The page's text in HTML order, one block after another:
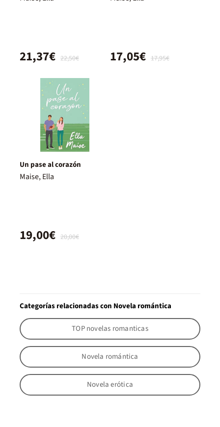
22,50€
21,37€ 17,95€
17,05€
Un pase al corazón
Maise, Ella
20,00€
19,00€
Categorías relacionadas con Novela romántica
TOP novelas romanticas
Novela romántica
Novela erótica